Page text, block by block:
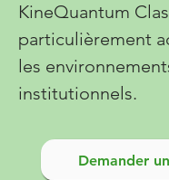
KineQuantum
particulièrement
les
institutionnels.
Demander